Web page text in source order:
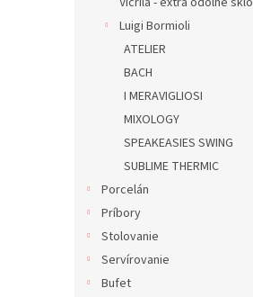
Luigi Bormioli
ATELIER
BACH
I MERAVIGLIOSI
MIXOLOGY
SPEAKEASIES SWING
SUBLIME THERMIC
Porcelán
Príbory
Stolovanie
Servírovanie
Bufet